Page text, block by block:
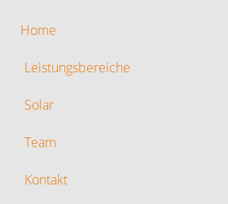
Home
Leistungsbereiche
Solar
Team
Kontakt